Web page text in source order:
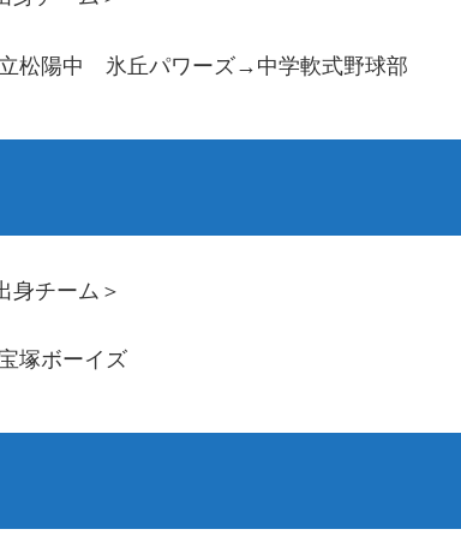
陽中 氷丘パワーズ→中学軟式野球部
身チーム＞
ボーイズ